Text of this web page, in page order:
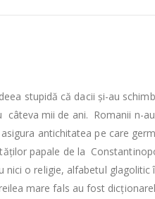
stupidă că dacii și-au
câteva mii de ani. Romanii n-
antichitatea pe care
papale de la
o religie, alfabetul glagolitic
mare fals au fost